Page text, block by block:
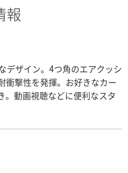
報
デザイン。4つ角のエアクッシ
衝撃性を発揮。お好きなカー
。動画視聴などに便利なスタ